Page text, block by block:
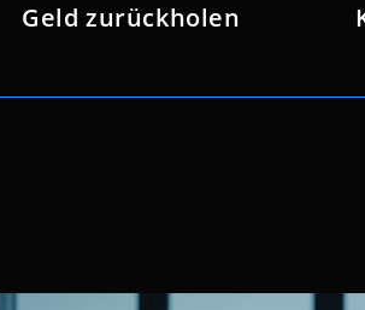
Geld zurückholen